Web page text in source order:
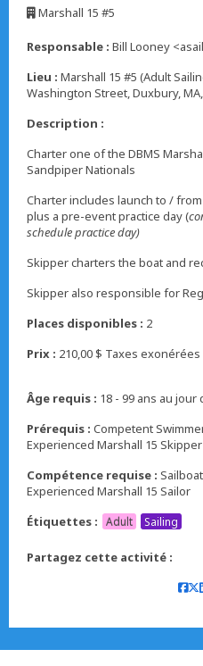
Marshall 15 #5
Responsable : Bill Looney
Lieu : Marshall 15 #5 (Adult
Washington Street, Duxbury,
Description :
Charter one of the DBMS
Sandpiper Nationals
Charter includes launch to /
plus a pre-event practice day (
schedule practice day)
Skipper charters the boat and
Skipper also responsible for
Places disponibles : 2
Prix : 210,00 $ Taxes exonérées
Âge requis : 18 - 99 ans au jour
Prérequis : Competent
Experienced Marshall 15 Skipper
Compétence requise :
Experienced Marshall 15 Sailor
Étiquettes :
Adult Sailing
Partagez cette activité :